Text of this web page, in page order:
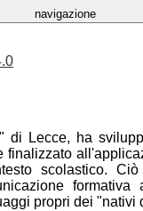
navigazione
di Lecce, ha
finalizzato
scolastico.
formativa
propri dei "nativi